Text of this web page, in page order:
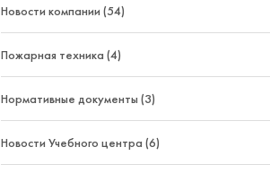
Новости компании (54)
Пожарная техника (4)
Нормативные документы (3)
Новости Учебного центра (6)